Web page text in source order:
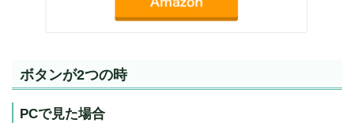
ボタンが2つの時
PCで見た場合